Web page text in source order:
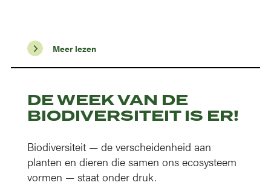
Meer lezen
DE WEEK VAN DE
BIODIVERSITEIT IS ER!
Biodiversiteit — de verscheidenheid aan
planten en dieren die samen ons ecosysteem
vormen — staat onder druk.